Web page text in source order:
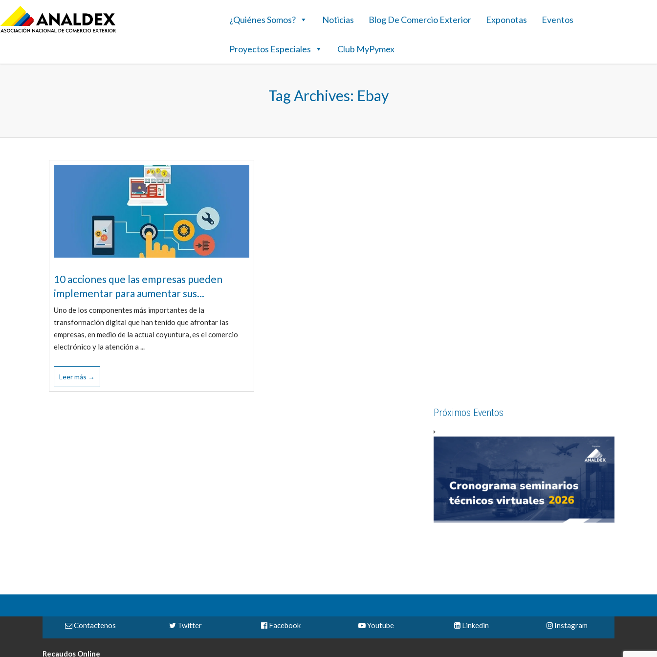
¿Quiénes Somos? Noticias Blog De Comercio Exterior Exponotas Eventos
Proyectos Especiales Club MyPymex
Tag Archives: Ebay
10 acciones que las empresas pueden
implementar para aumentar sus...
Uno de los componentes más importantes de la
transformación digital que han tenido que afrontar las
empresas, en medio de la actual coyuntura, es el comercio
electrónico y la atención a ...
Leer más →
Próximos Eventos
Contactenos Twitter Facebook Youtube Linkedin Instagram
Recaudos Online